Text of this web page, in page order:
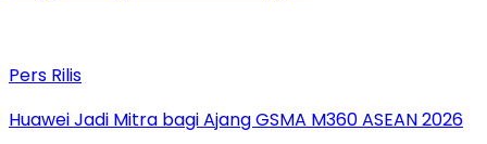
Pers Rilis
Huawei Jadi Mitra bagi Ajang GSMA M360 ASEAN 2026